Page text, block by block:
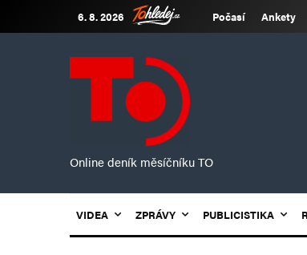
6. 8. 2026 Počasí Ankety
Online deník měsíčníku TO
VIDEA ZPRÁVY PUBLICISTIKA